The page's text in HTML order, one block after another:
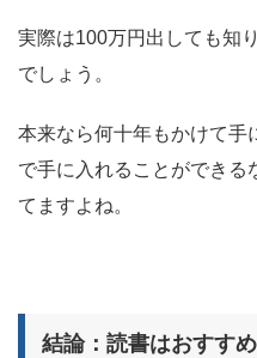
実際は100万円出しても知
でしょう。
本来なら何十年もかけて手
で手に入れることができる
てますよね。
結論：読書はおすすめ